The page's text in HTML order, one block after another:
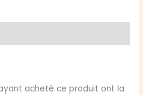
acheté ce produit ont la